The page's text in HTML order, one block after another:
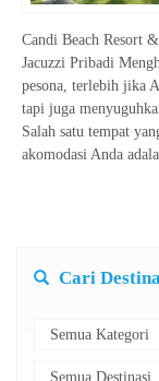
Candi Beach Resort
Jacuzzi Pribadi
pesona, terlebih jika
tapi juga
Salah satu tempat
akomodasi Anda
Cari